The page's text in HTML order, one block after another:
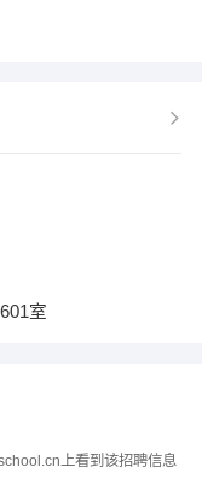
室
上看到该招聘信息